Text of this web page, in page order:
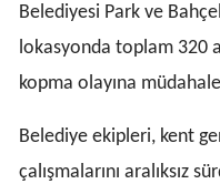
Belediyesi Park ve
lokasyonda toplam 320
kopma olayına
Belediye ekipleri, kent
çalışmalarını aralıksız